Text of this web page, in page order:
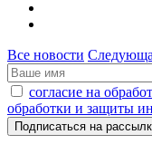
Все новости
согласие на
обработки и защиты